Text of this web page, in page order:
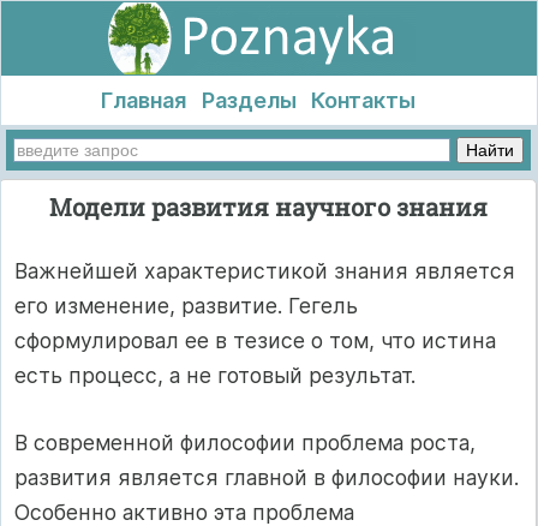
Главная Разделы Контакты
Модели развития научного знания
Важнейшей характеристикой знания является
его изменение, развитие. Гегель
сформулировал ее в тезисе о том, что истина
есть процесс, а не готовый результат.
В современной философии проблема роста,
развития является главной в философии науки.
Особенно активно эта проблема